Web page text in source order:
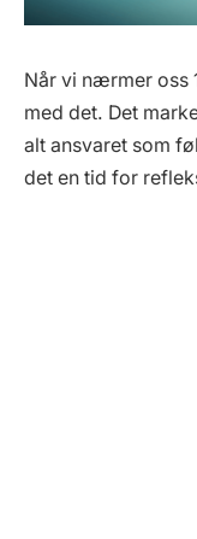
Når vi nærmer oss
med det. Det
alt ansvaret som
det en tid for